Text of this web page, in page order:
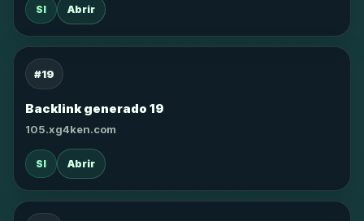
SI Abrir
#19
Backlink generado 19
105.xg4ken.com
SI Abrir